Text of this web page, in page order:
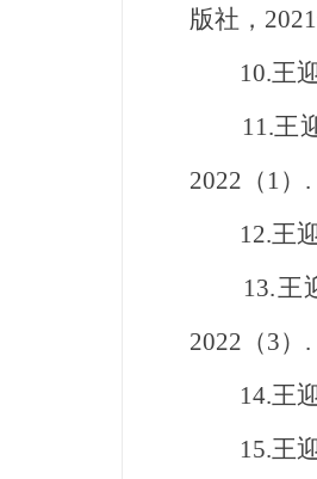
版社，
10.王迎
11.王迎
2022（1）.
12.王迎
13.王迎
2022（3）.
14.王迎
15.王迎